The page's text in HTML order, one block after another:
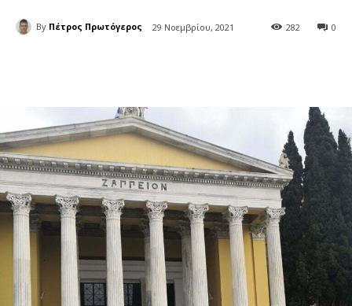
By Πέτρος Πρωτόγερος 29 Νοεμβρίου, 2021 0
282